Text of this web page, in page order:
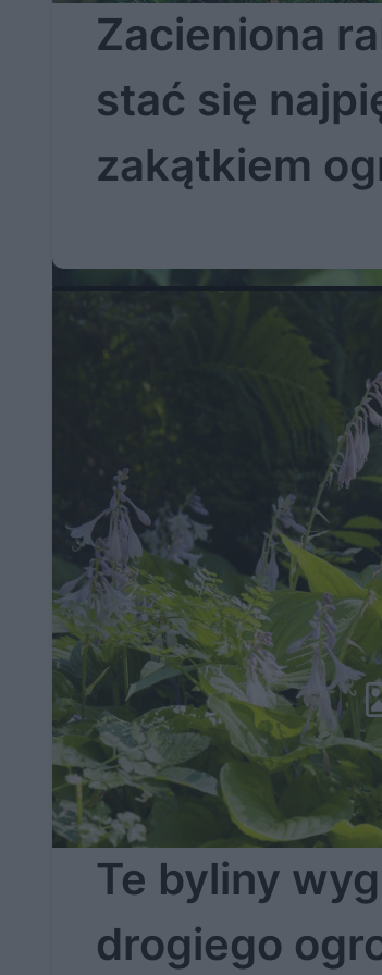
Zacieniona
stać się
zakątkiem
Te byliny
drogiego